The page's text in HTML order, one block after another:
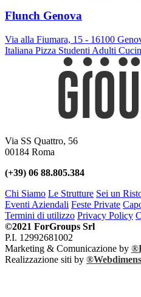
Flunch Genova
Via alla Fiumara, 15 - 16100
Italiana Pizza Studenti Adulti
Via SS Quattro, 56
00184 Roma
(+39) 06 88.805.384
Chi Siamo Le Strutture Sei un
Eventi Aziendali Feste Private
Termini di utilizzo Privacy Policy
©2021 ForGroups Srl
P.I. 12992681002
Marketing & Comunicazione by
Realizzazione siti by